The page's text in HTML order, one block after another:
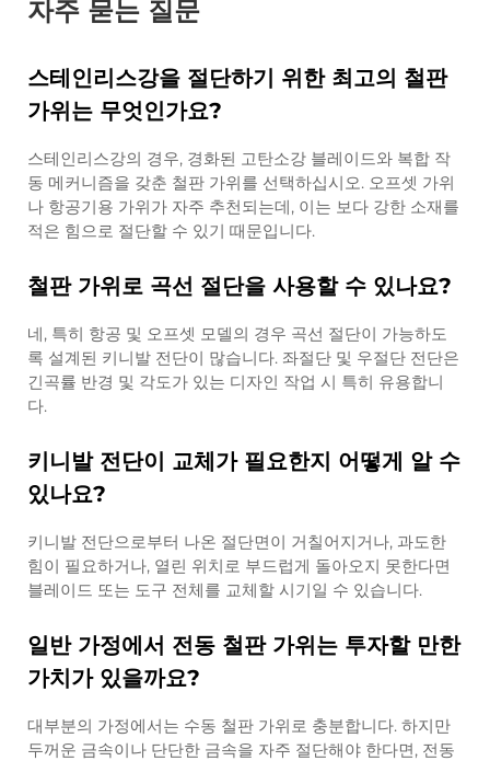
자주 묻는 질문
스테인리스강을 절단하기 위한 최고의 철판
가위는 무엇인가요?
스테인리스강의 경우, 경화된 고탄소강 블레이드와 복합 작
동 메커니즘을 갖춘 철판 가위를 선택하십시오. 오프셋 가위
나 항공기용 가위가 자주 추천되는데, 이는 보다 강한 소재를
적은 힘으로 절단할 수 있기 때문입니다.
철판 가위로 곡선 절단을 사용할 수 있나요?
네, 특히 항공 및 오프셋 모델의 경우 곡선 절단이 가능하도
록 설계된 키니발 전단이 많습니다. 좌절단 및 우절단 전단은
긴곡률 반경 및 각도가 있는 디자인 작업 시 특히 유용합니
다.
키니발 전단이 교체가 필요한지 어떻게 알 수
있나요?
키니발 전단으로부터 나온 절단면이 거칠어지거나, 과도한
힘이 필요하거나, 열린 위치로 부드럽게 돌아오지 못한다면
블레이드 또는 도구 전체를 교체할 시기일 수 있습니다.
일반 가정에서 전동 철판 가위는 투자할 만한
가치가 있을까요?
대부분의 가정에서는 수동 철판 가위로 충분합니다. 하지만
두꺼운 금속이나 단단한 금속을 자주 절단해야 한다면, 전동